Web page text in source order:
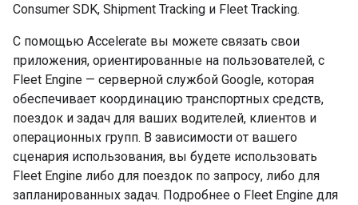
Consumer SDK, Shipment Tracking и Fleet Tracking.
С помощью Accelerate вы можете связать свои
приложения, ориентированные на пользователей, с
Fleet Engine — серверной службой Google, которая
обеспечивает координацию транспортных средств,
поездок и задач для ваших водителей, клиентов и
операционных групп. В зависимости от вашего
сценария использования, вы будете использовать
Fleet Engine либо для поездок по запросу, либо для
запланированных задач. Подробнее о Fleet Engine для